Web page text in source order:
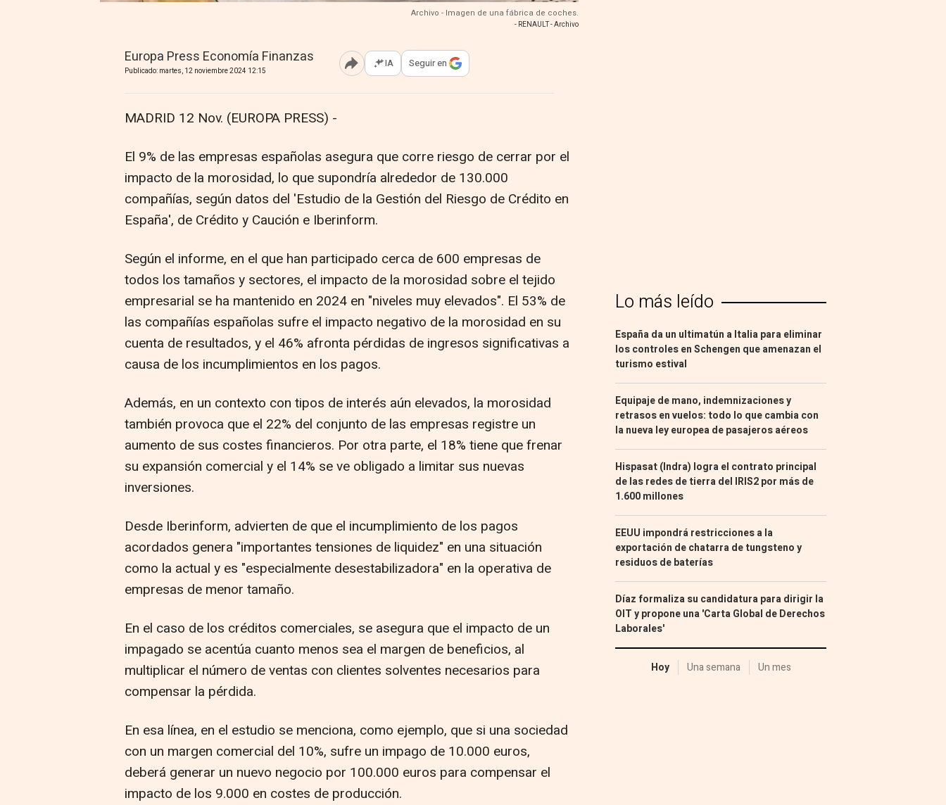
Archivo - Imagen de una fábrica de coches.
- RENAULT - Archivo
Europa Press Economía Finanzas
Publicado: martes, 12 noviembre 2024 12:15 Abrir opciones para compartir
IA Seguir en
MADRID 12 Nov. (EUROPA PRESS) -
El 9% de las empresas españolas asegura que corre riesgo de cerrar por el
impacto de la morosidad, lo que supondría alrededor de 130.000
compañías, según datos del 'Estudio de la Gestión del Riesgo de Crédito en
España', de Crédito y Caución e Iberinform.
Según el informe, en el que han participado cerca de 600 empresas de
todos los tamaños y sectores, el impacto de la morosidad sobre el tejido
empresarial se ha mantenido en 2024 en "niveles muy elevados". El 53% de
las compañías españolas sufre el impacto negativo de la morosidad en su
cuenta de resultados, y el 46% afronta pérdidas de ingresos significativas a
causa de los incumplimientos en los pagos.
Además, en un contexto con tipos de interés aún elevados, la morosidad
también provoca que el 22% del conjunto de las empresas registre un
aumento de sus costes financieros. Por otra parte, el 18% tiene que frenar
su expansión comercial y el 14% se ve obligado a limitar sus nuevas
inversiones.
Desde Iberinform, advierten de que el incumplimiento de los pagos
acordados genera "importantes tensiones de liquidez" en una situación
como la actual y es "especialmente desestabilizadora" en la operativa de
empresas de menor tamaño.
En el caso de los créditos comerciales, se asegura que el impacto de un
impagado se acentúa cuanto menos sea el margen de beneficios, al
multiplicar el número de ventas con clientes solventes necesarios para
compensar la pérdida.
En esa línea, en el estudio se menciona, como ejemplo, que si una sociedad
con un margen comercial del 10%, sufre un impago de 10.000 euros,
deberá generar un nuevo negocio por 100.000 euros para compensar el
impacto de los 9.000 en costes de producción.
Lo más leído
España da un ultimatún a Italia para eliminar
los controles en Schengen que amenazan el
turismo estival
Equipaje de mano, indemnizaciones y
retrasos en vuelos: todo lo que cambia con
la nueva ley europea de pasajeros aéreos
Hispasat (Indra) logra el contrato principal
de las redes de tierra del IRIS2 por más de
1.600 millones
EEUU impondrá restricciones a la
exportación de chatarra de tungsteno y
residuos de baterías
Díaz formaliza su candidatura para dirigir la
OIT y propone una 'Carta Global de Derechos
Laborales'
Hoy Una semana Un mes